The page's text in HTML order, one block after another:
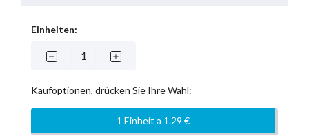
Einheiten:
Kaufoptionen, drücken Sie Ihre Wahl:
1 Einheit a 1.29 €